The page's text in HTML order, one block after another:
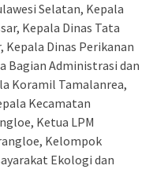
Selatan, Kepala
Kepala Dinas Tata
Kepala Dinas Perikanan
Bagian Administrasi dan
Koramil Tamalanrea,
Kecamatan
Ketua LPM
Kelompok
Ekologi dan